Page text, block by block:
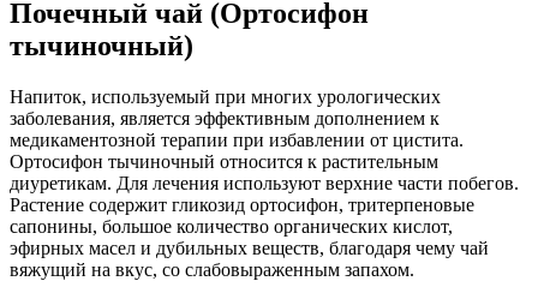
Почечный чай (Ортосифон
тычиночный)
Напиток, используемый при многих урологических
заболевания, является эффективным дополнением к
медикаментозной терапии при избавлении от цистита.
Ортосифон тычиночный относится к растительным
диуретикам. Для лечения используют верхние части побегов.
Растение содержит гликозид ортосифон, тритерпеновые
сапонины, большое количество органических кислот,
эфирных масел и дубильных веществ, благодаря чему чай
вяжущий на вкус, со слабовыраженным запахом.